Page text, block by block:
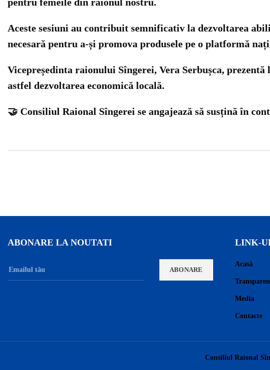
Aceste sesiuni au contribuit semnificativ la dezvoltarea
necesară pentru a-și promova produsele pe o platformă
Vicepreședinta raionului Sîngerei, Vera Serbușca,
astfel dezvoltarea economică locală.
🤝 Consiliul Raional Sîngerei se angajează să susțină în
ABONARE LA NOUTATI LINK-
Acasă
Media
Contacte
Consiliul Raional